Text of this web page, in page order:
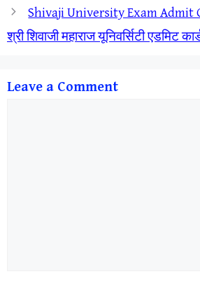
Shivaji University Exam Admit
श्री शिवाजी महाराज यूनिवर्सिटी एडमिट
Leave a Comment